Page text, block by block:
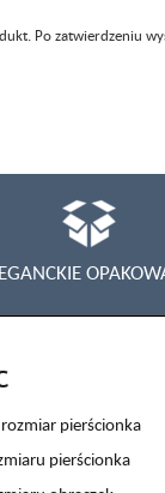
Po zatwierdzeniu
pierścionka
pierścionka